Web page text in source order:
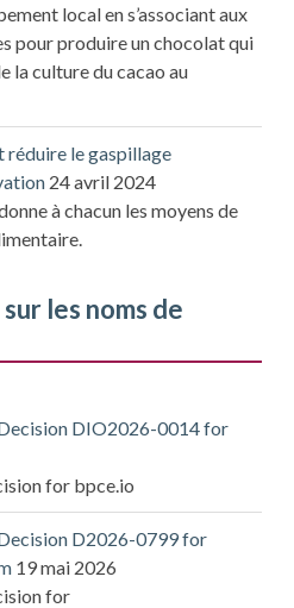
local en s’associant aux
pour produire un chocolat qui
la culture du cacao au
réduire le gaspillage
24 avril 2024
à chacun les moyens de
les noms de
DIO2026-0014 for
for bpce.io
D2026-0799 for
19 mai 2026
for